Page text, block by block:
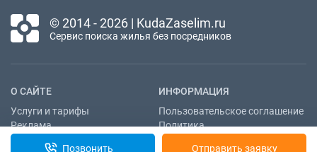
Позвонить Отправить заявку
© 2014 - 2026 | KudaZaselim.ru
Сервис поиска жилья без посредников
О САЙТЕ
Услуги и тарифы
Реклама
Контакты
ИНФОРМАЦИЯ
Пользовательское соглашение
Политика
конфиденциальности